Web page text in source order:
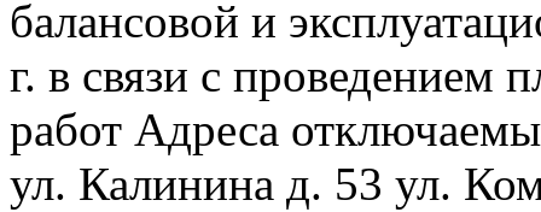
балансовой и
г. в связи с проведением
работ Адреса
ул. Калинина д. 53 ул.